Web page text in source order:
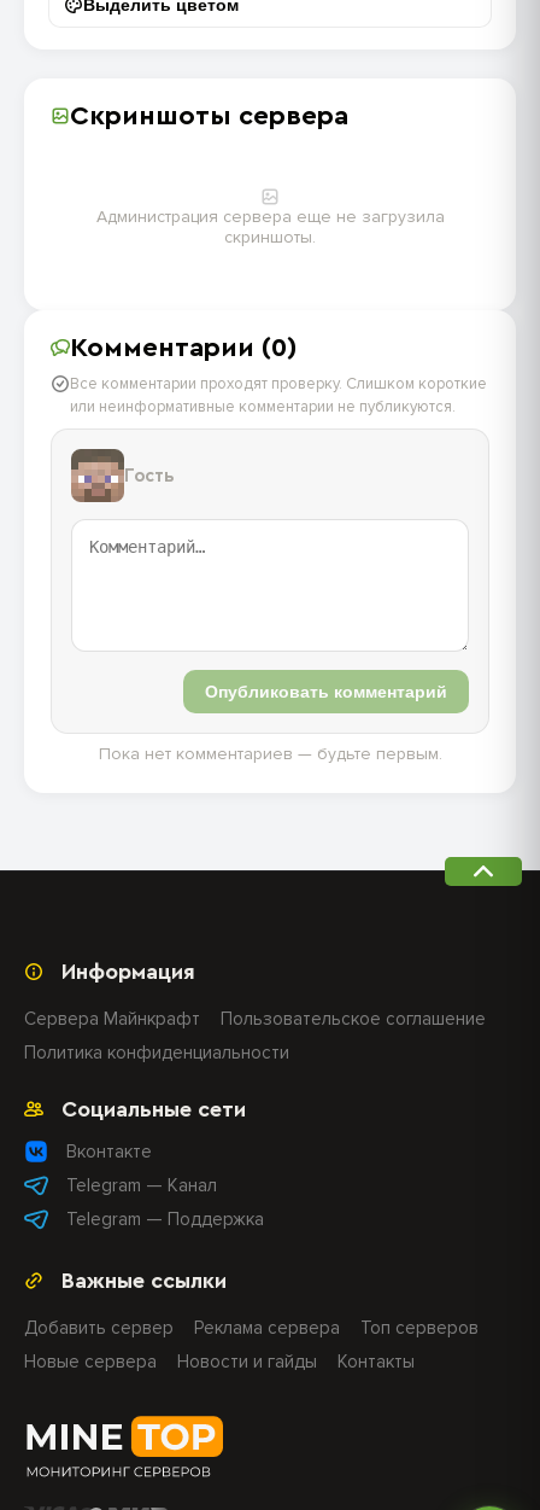
Выделить цветом
Скриншоты сервера
Администрация сервера еще не загрузила
скриншоты.
Комментарии (0)
Все комментарии проходят проверку. Слишком короткие
или неинформативные комментарии не публикуются.
Гость
Опубликовать комментарий
Пока нет комментариев — будьте первым.
Важные ссылки
Добавить сервер Реклама сервера
Топ серверов
Новые сервера
Новости и гайды Контакты
Социальные сети
Вконтакте
Telegram — Канал
Telegram — Поддержка
Информация
Сервера Майнкрафт
Пользовательское соглашение
Политика конфиденциальности